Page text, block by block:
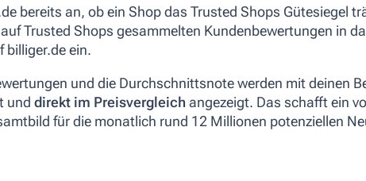
bereits an, ob ein Shop das Trusted Shops Gütesiegel
Trusted Shops gesammelten Kundenbewertungen in
billiger.de ein.
und die Durchschnittsnote werden mit deinen
und direkt im Preisvergleich angezeigt. Das schafft ein
für die monatlich rund 12 Millionen potenziellen